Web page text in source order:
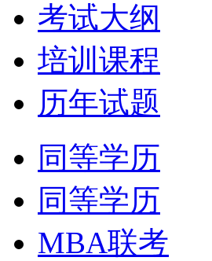
考试大纲
培训课程
历年试题
同等学历
同等学历
MBA联考